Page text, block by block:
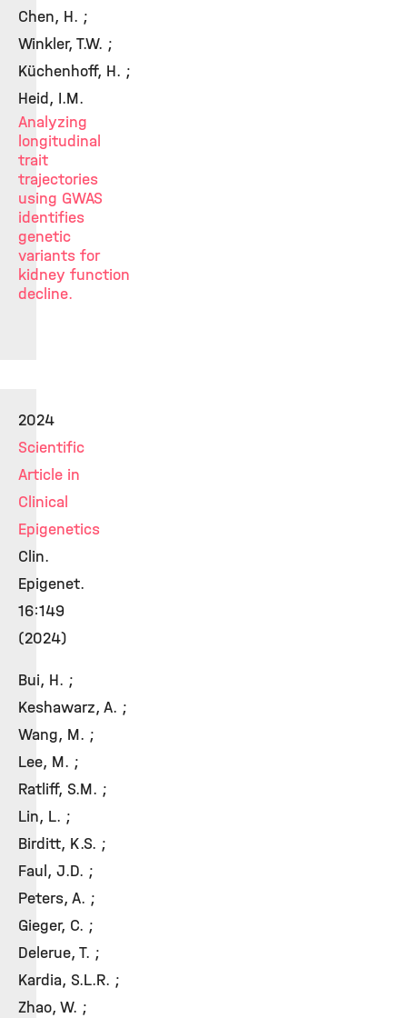
Chen, H. ;
Winkler, T.W. ;
Küchenhoff, H. ;
Heid, I.M.
Analyzing
longitudinal
trait
trajectories
using GWAS
identifies
genetic
variants for
kidney function
decline.
2024
Scientific
Article in
Clinical
Epigenetics
Clin.
Epigenet.
16:149
(2024)
Bui, H. ;
Keshawarz, A. ;
Wang, M. ;
Lee, M. ;
Ratliff, S.M. ;
Lin, L. ;
Birditt, K.S. ;
Faul, J.D. ;
Peters, A. ;
Gieger, C. ;
Delerue, T. ;
Kardia, S.L.R. ;
Zhao, W. ;